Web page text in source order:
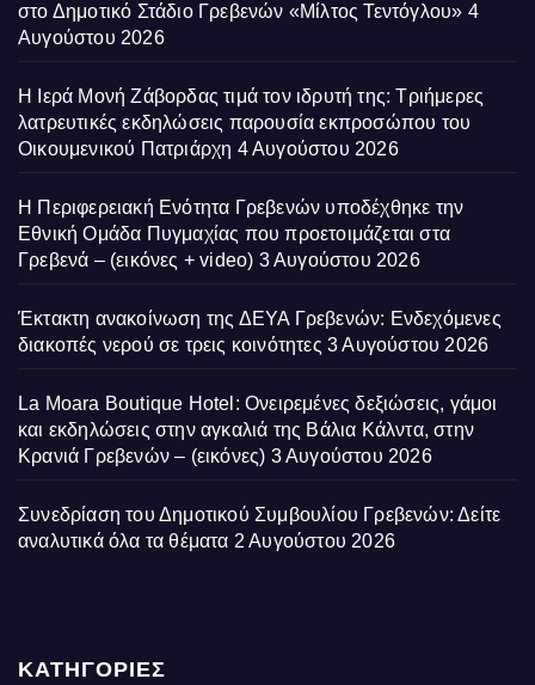
στο Δημοτικό Στάδιο Γρεβενών «Μίλτος Τεντόγλου» 4
Αυγούστου 2026
Η Ιερά Μονή Ζάβορδας τιμά τον ιδρυτή της: Τριήμερες
λατρευτικές εκδηλώσεις παρουσία εκπροσώπου του
Οικουμενικού Πατριάρχη 4 Αυγούστου 2026
Η Περιφερειακή Ενότητα Γρεβενών υποδέχθηκε την
Εθνική Ομάδα Πυγμαχίας που προετοιμάζεται στα
Γρεβενά – (εικόνες + video) 3 Αυγούστου 2026
Έκτακτη ανακοίνωση της ΔΕΥΑ Γρεβενών: Ενδεχόμενες
διακοπές νερού σε τρεις κοινότητες 3 Αυγούστου 2026
La Moara Boutique Hotel: Ονειρεμένες δεξιώσεις, γάμοι
και εκδηλώσεις στην αγκαλιά της Βάλια Κάλντα, στην
Κρανιά Γρεβενών – (εικόνες) 3 Αυγούστου 2026
Συνεδρίαση του Δημοτικού Συμβουλίου Γρεβενών: Δείτε
αναλυτικά όλα τα θέματα 2 Αυγούστου 2026
ΚΑΤΗΓΟΡΙΕΣ